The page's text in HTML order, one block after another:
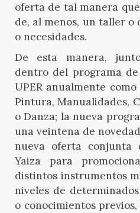
oferta de tal manera
de, al menos, un taller o
o necesidades.
De esta manera,
dentro del programa
UPER anualmente
Pintura, Manualidades,
o Danza; la nueva
una veintena de
nueva oferta conjunta
Yaiza para
distintos instrumentos
niveles de
o conocimientos